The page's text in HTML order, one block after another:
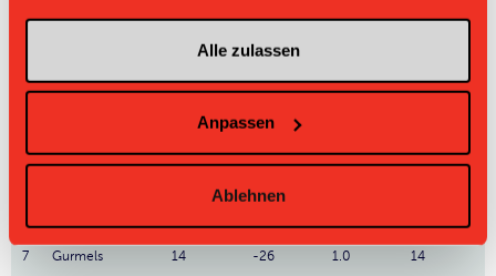
Alle zulassen
Anpassen
Ablehnen
+6
5 Wizards 14 -13 1.357 19
7 Gurmels 14 -26 1.0 14